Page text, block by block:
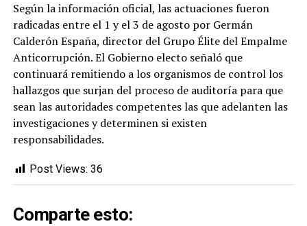
Según la información oficial, las actuaciones fueron
radicadas entre el 1 y el 3 de agosto por Germán
Calderón España, director del Grupo Élite del Empalme
Anticorrupción. El Gobierno electo señaló que
continuará remitiendo a los organismos de control los
hallazgos que surjan del proceso de auditoría para que
sean las autoridades competentes las que adelanten las
investigaciones y determinen si existen
responsabilidades.
Post Views: 36
Comparte esto: